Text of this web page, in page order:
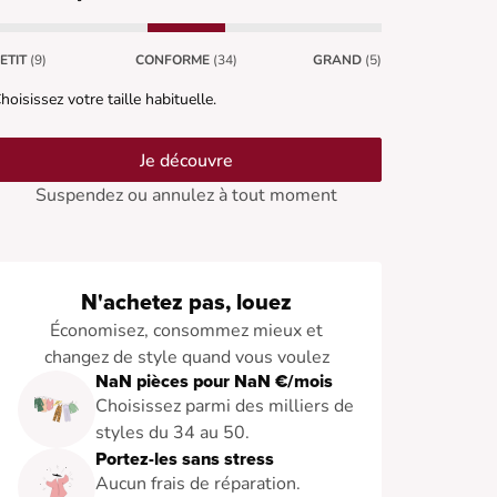
(9) CONFORME (34) GRAND (5)
votre taille habituelle.
Je découvre
Suspendez ou annulez à tout moment
N'achetez pas, louez
Économisez, consommez mieux et
changez de style quand vous voulez
NaN pièces pour NaN €/mois
Choisissez parmi des milliers de
styles du 34 au 50.
Portez-les sans stress
Aucun frais de réparation.